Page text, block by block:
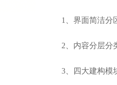
1、界面简洁分
2、内容分层分
3、四大建构模